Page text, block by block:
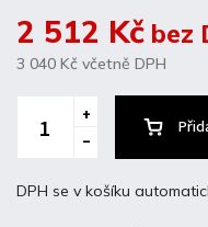
2 512 Kč bez
3 040 Kč včetně DPH
DPH se v košíku